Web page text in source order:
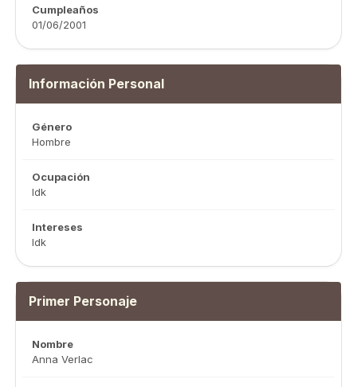
Cumpleaños
01/06/2001
Información Personal
Género
Hombre
Ocupación
Idk
Intereses
Idk
Primer Personaje
Nombre
Anna Verlac